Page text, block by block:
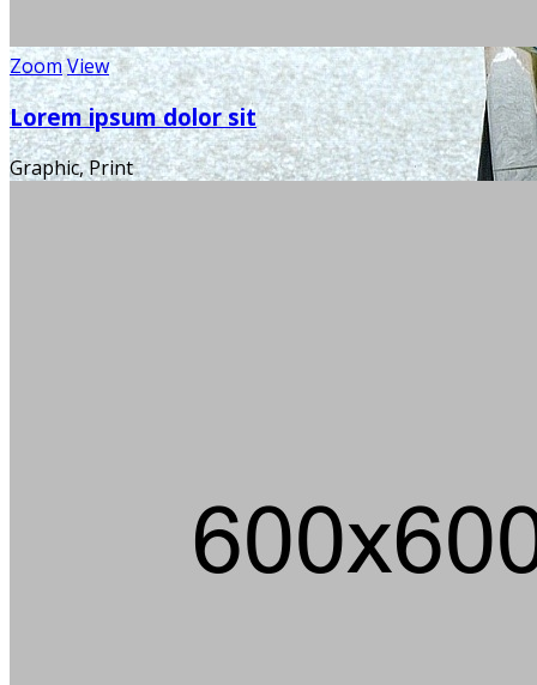
ZoomView
Lorem ipsum dolor sit
Graphic, Print